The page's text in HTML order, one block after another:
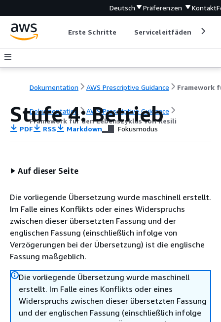
Deutsch Präferenzen Kontakt
Erste Schritte Serviceleitfäden
Dokumentation AWS Prescriptive Guidance
Dokumentation
AWS Prescriptive Guidance
Framework für den Lebenszyklus von Resili
Stufe 4: Betrieb
PDF RSS Markdown Fokusmodus
Auf dieser Seite
Die vorliegende Übersetzung wurde maschinell erstellt.
Im Falle eines Konflikts oder eines Widerspruchs
zwischen dieser übersetzten Fassung und der
englischen Fassung (einschließlich infolge von
Verzögerungen bei der Übersetzung) ist die englische
Fassung maßgeblich.
Die vorliegende Übersetzung wurde maschinell
erstellt. Im Falle eines Konflikts oder eines
Widerspruchs zwischen dieser übersetzten Fassung
und der englischen Fassung (einschließlich infolge